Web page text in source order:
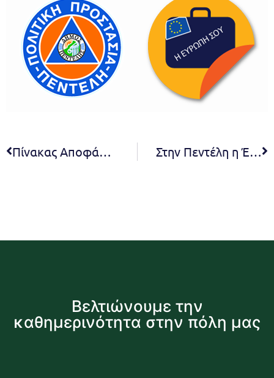
Πίνακας Αποφάσεων Σ.Ε. β΄ βάθμιας εκπαίδευσης 3/2022 Στην Πεντέλη η Έκτακτη Συνεδρίαση του Συντονιστικού Οργάνου Πολιτικής Προστασίας της Περιφέρειας
Βελτιώνουμε την
καθημερινότητα στην πόλη μας